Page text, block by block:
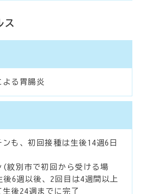
ス
よる胃腸炎
も、初回接種は生後14週6日
(紋別市で初回から受ける場
6週以後、2回目は4週間以上
後24週までに完了